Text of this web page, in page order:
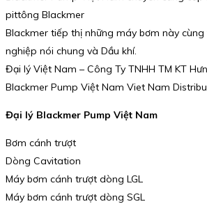
pittông Blackmer
Blackmer tiếp thị những máy bơm này
nghiệp nói chung và Dầu khí.
Đại lý Việt Nam – Công Ty TNHH TM KT
Blackmer Pump Việt Nam Viet Nam
Đại lý Blackmer Pump Việt Nam
Bơm cánh trượt
Dòng Cavitation
Máy bơm cánh trượt dòng LGL
Máy bơm cánh trượt dòng SGL